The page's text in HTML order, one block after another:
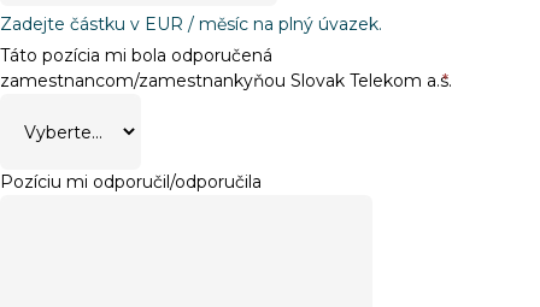
Zadejte částku v EUR / měsíc na plný úvazek.
Táto pozícia mi bola odporučená
zamestnancom/zamestnankyňou Slovak Telekom a.s.
*
Pozíciu mi odporučil/odporučila